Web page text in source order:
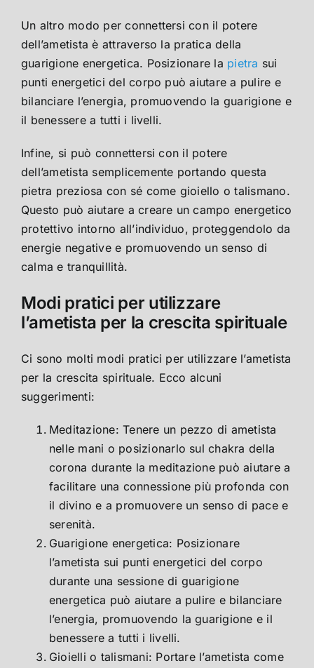
Un altro modo per connettersi con il potere
dell’ametista è attraverso la pratica della
guarigione energetica. Posizionare la pietra sui
punti energetici del corpo può aiutare a pulire e
bilanciare l’energia, promuovendo la guarigione e
il benessere a tutti i livelli.
Infine, si può connettersi con il potere
dell’ametista semplicemente portando questa
pietra preziosa con sé come gioiello o talismano.
Questo può aiutare a creare un campo energetico
protettivo intorno all’individuo, proteggendolo da
energie negative e promuovendo un senso di
calma e tranquillità.
Modi pratici per utilizzare
l’ametista per la crescita spirituale
Ci sono molti modi pratici per utilizzare l’ametista
per la crescita spirituale. Ecco alcuni
suggerimenti:
Meditazione: Tenere un pezzo di ametista
nelle mani o posizionarlo sul chakra della
corona durante la meditazione può aiutare a
facilitare una connessione più profonda con
il divino e a promuovere un senso di pace e
serenità.
Guarigione energetica: Posizionare
l’ametista sui punti energetici del corpo
durante una sessione di guarigione
energetica può aiutare a pulire e bilanciare
l’energia, promuovendo la guarigione e il
benessere a tutti i livelli.
Gioielli o talismani: Portare l’ametista come